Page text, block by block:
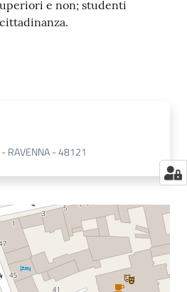
e non; studenti
RAVENNA - 48121